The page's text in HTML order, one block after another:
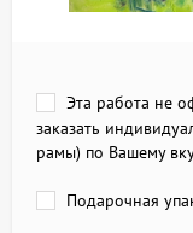
Эта работа не
заказать
рамы) по Вашему
Подарочная